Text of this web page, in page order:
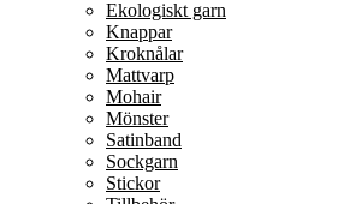
Ekologiskt garn
Knappar
Kroknålar
Mattvarp
Mohair
Mönster
Satinband
Sockgarn
Stickor